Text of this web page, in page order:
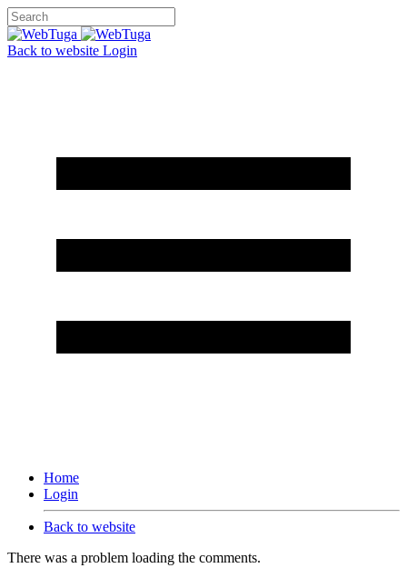
Back to website Login
Home
Login
Back to website
There was a problem loading the comments.